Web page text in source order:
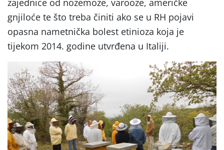
zajednice od nozemoze, varooze, američke
gnjiloće te što treba činiti ako se u RH pojavi
opasna nametnička bolest etinioza koja je
tijekom 2014. godine utvrđena u Italiji.